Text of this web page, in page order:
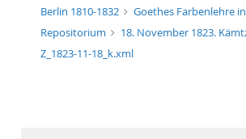
Berlin 1810-1832
Goethes Farbenlehre
Repositorium
18. November 1823.
Z_1823-11-18_k.xml